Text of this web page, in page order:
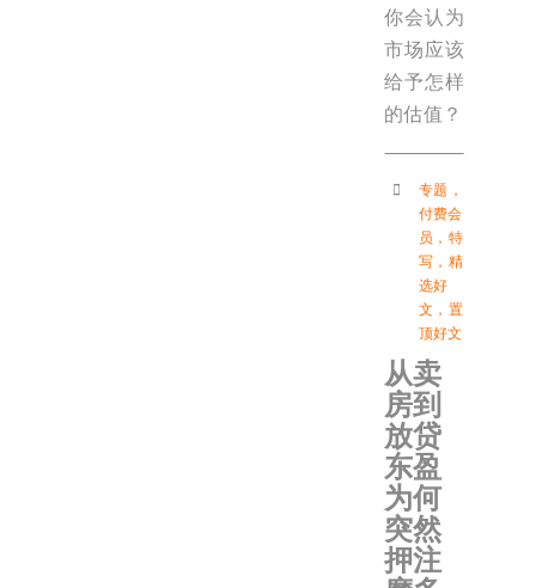
你会认为
市场应该
给予怎样
的估值？
专题 ，
付费会
员 ， 特
写 ， 精
选好
文 ， 置
顶好文
从卖
房到
放贷
东盈
为何
突然
押注